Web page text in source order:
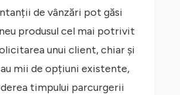
de vânzări pot găsi
produsul cel mai potrivit
unui client, chiar și
mii de opțiuni existente,
timpului parcurgerii